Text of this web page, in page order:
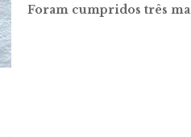
Foram cumpridos três